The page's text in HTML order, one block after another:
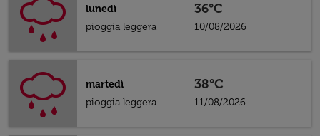
lunedì
pioggia leggera
36°C
10/08/2026
martedì
pioggia leggera
38°C
11/08/2026